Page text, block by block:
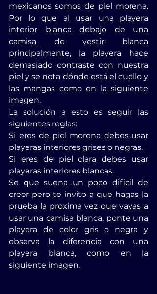
mexicanos somos de piel morena.
Por lo que al usar una playera
interior blanca debajo de una
camisa de vestir blanca
principalmente, la playera hace
demasiado contraste con nuestra
piel y se nota dónde está el cuello y
las mangas como en la siguiente
imagen.
La solución a esto es seguir las
siguientes reglas:
Si eres de piel morena debes usar
playeras interiores grises o negras.
Si eres de piel clara debes usar
playeras interiores blancas.
Se que suena un poco dificil de
creer pero te invito a que hagas la
prueba la proxima vez que vayas a
usar una camisa blanca, ponte una
playera de color gris o negra y
observa la diferencia con una
playera blanca, como en la
siguiente imagen.